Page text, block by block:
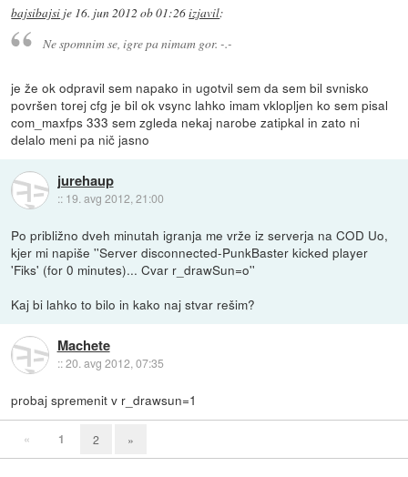
bajsibajsi je 16. jun 2012 ob 01:26izjavil:
Ne spomnim se, igre pa nimam gor. -.-
je že ok odpravil sem napako in ugotvil sem da sem bil svnisko
površen torej cfg je bil ok vsync lahko imam vklopljen ko sem pisal
com_maxfps 333 sem zgleda nekaj narobe zatipkal in zato ni
delalo meni pa nič jasno
jurehaup
:: 19. avg 2012, 21:00
Po približno dveh minutah igranja me vrže iz serverja na COD Uo,
kjer mi napiše ''Server disconnected-PunkBaster kicked player
'Fiks' (for 0 minutes)... Cvar r_drawSun=o''
Kaj bi lahko to bilo in kako naj stvar rešim?
Machete
::20. avg 2012, 07:35
probaj spremenit v r_drawsun=1
« 1 2 »